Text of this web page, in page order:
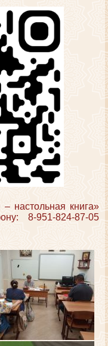
настольная книга»
8-951-824-87-05